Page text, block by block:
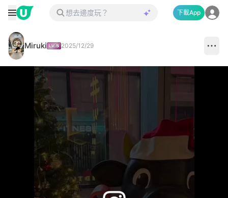
下載App
Miruki 2025/12/29